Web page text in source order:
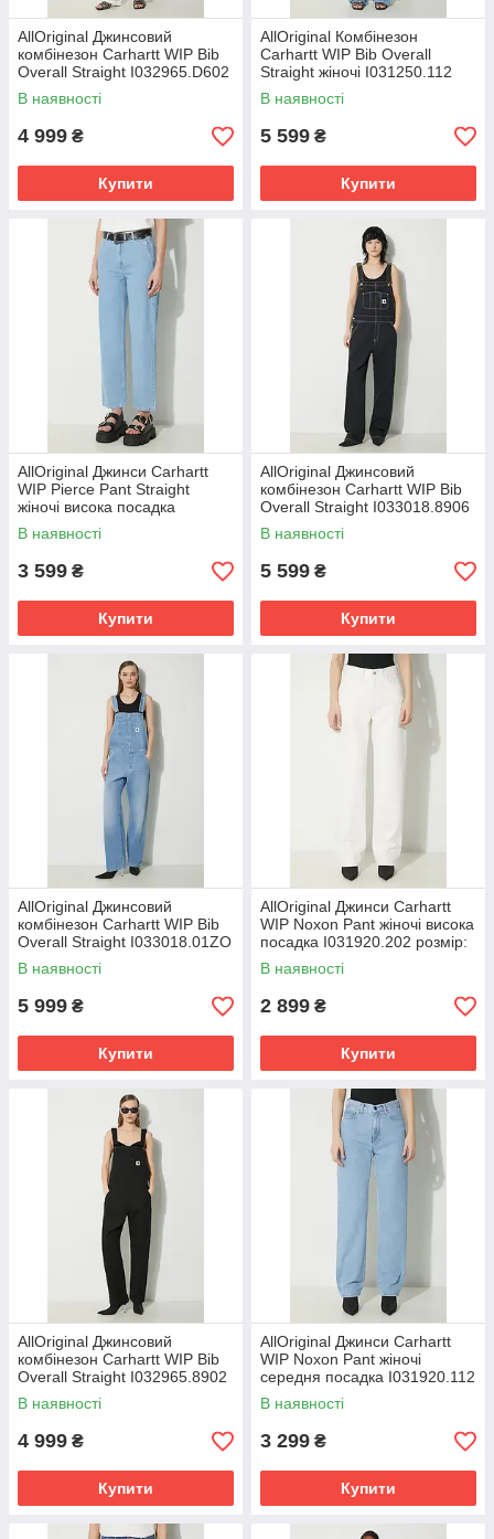
AllOriginal Джинсовий
комбінезон Carhartt WIP Bib
Overall Straight I032965.D602
РОЗМІРИ ЗАПИТУЙТЕ
В наявності
4 999 ₴
Купити
AllOriginal Комбінезон
Carhartt WIP Bib Overall
Straight жіночі I031250.112
розмір: XS, S, M, L
В наявності
5 599 ₴
Купити
AllOriginal Джинси Carhartt
WIP Pierce Pant Straight
жіночі висока посадка
I031251.112 розмір: 25, 26,
27, 28
В наявності
3 599 ₴
Купити
AllOriginal Джинсовий
комбінезон Carhartt WIP Bib
Overall Straight I033018.8906
розмір: XS, S, M
В наявності
5 599 ₴
Купити
AllOriginal Джинсовий
комбінезон Carhartt WIP Bib
Overall Straight I033018.01ZO
розмір: XS, S, M, L
В наявності
5 999 ₴
Купити
AllOriginal Джинси Carhartt
WIP Noxon Pant жіночі висока
посадка I031920.202 розмір:
25, 26, 27, 28
В наявності
2 899 ₴
Купити
AllOriginal Джинсовий
комбінезон Carhartt WIP Bib
Overall Straight I032965.8902
розмір: XS, S, M, L
В наявності
4 999 ₴
Купити
AllOriginal Джинси Carhartt
WIP Noxon Pant жіночі
середня посадка I031920.112
розмір: 26, 27, 28
В наявності
3 299 ₴
Купити